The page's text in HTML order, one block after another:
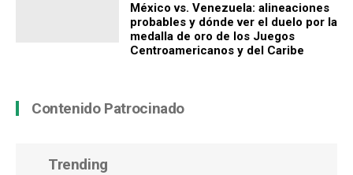
México vs. Venezuela: alineaciones
probables y dónde ver el duelo por la
medalla de oro de los Juegos
Centroamericanos y del Caribe
Contenido Patrocinado
Trending